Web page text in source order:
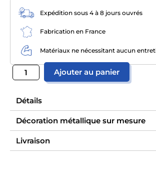
Expédition sous 4 à 8 jours ouvrés
Fabrication en France
Matériaux ne nécessitant aucun
Ajouter au panier
Détails
Décoration métallique sur mesure
Livraison